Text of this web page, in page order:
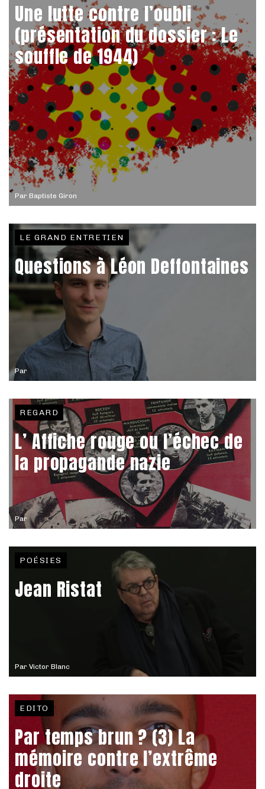
Par Baptiste Giron
Une lutte contre l’oubli
(présentation du dossier : Le
souffle de 1944)
Par
LE GRAND ENTRETIEN
Questions à Léon Deffontaines
Par
REGARD
L’ Affiche rouge ou l’échec de
la propagande nazie
Par Victor Blanc
POÉSIES
Jean Ristat
EDITO
Par temps brun ? (3) La
mémoire contre l’extrême
droite